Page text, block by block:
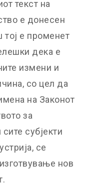
текст на
е донесен
тој е променет
дека е
измени и
со цел да
на Законот
за
субјекти
се
нов